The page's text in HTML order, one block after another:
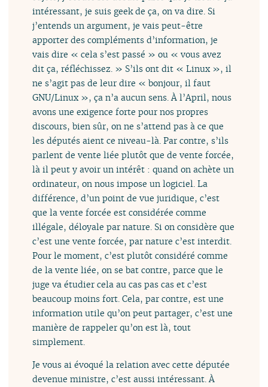
intéressant, je suis geek de ça, on va dire. Si
j’entends un argument, je vais peut-être
apporter des compléments d’information, je
vais dire « cela s’est passé » ou « vous avez
dit ça, réfléchissez. » S’ils ont dit « Linux », il
ne s’agit pas de leur dire « bonjour, il faut
GNU/Linux », ça n’a aucun sens. À l’April, nous
avons une exigence forte pour nos propres
discours, bien sûr, on ne s’attend pas à ce que
les députés aient ce niveau-là. Par contre, s’ils
parlent de vente liée plutôt que de vente forcée,
là il peut y avoir un intérêt : quand on achète un
ordinateur, on nous impose un logiciel. La
différence, d’un point de vue juridique, c’est
que la vente forcée est considérée comme
illégale, déloyale par nature. Si on considère que
c’est une vente forcée, par nature c’est interdit.
Pour le moment, c’est plutôt considéré comme
de la vente liée, on se bat contre, parce que le
juge va étudier cela au cas pas cas et c’est
beaucoup moins fort. Cela, par contre, est une
information utile qu’on peut partager, c’est une
manière de rappeler qu’on est là, tout
simplement.
Je vous ai évoqué la relation avec cette députée
devenue ministre, c’est aussi intéressant. À